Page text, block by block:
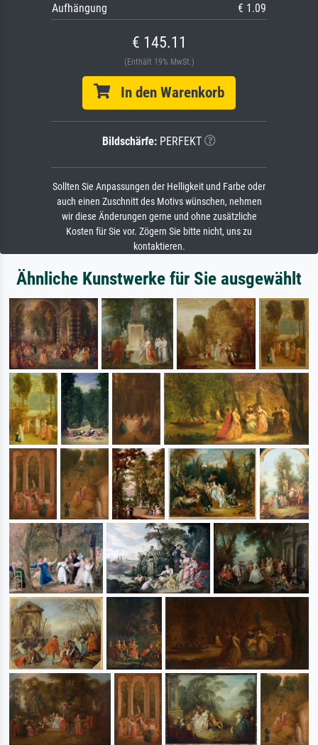
Aufhängung
€ 1.09
€ 145.11
(Enthält 19% MwSt.)
In den Warenkorb
Bildschärfe: PERFEKT
Sollten Sie Anpassungen der Helligkeit und Farbe oder
auch einen Zuschnitt des Motivs wünschen, nehmen
wir diese Änderungen gerne und ohne zusätzliche
Kosten für Sie vor. Zögern Sie bitte nicht, uns zu
kontaktieren.
Ähnliche Kunstwerke für Sie ausgewählt